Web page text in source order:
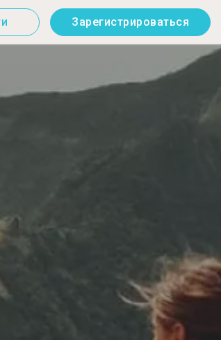
Зарегистрироваться